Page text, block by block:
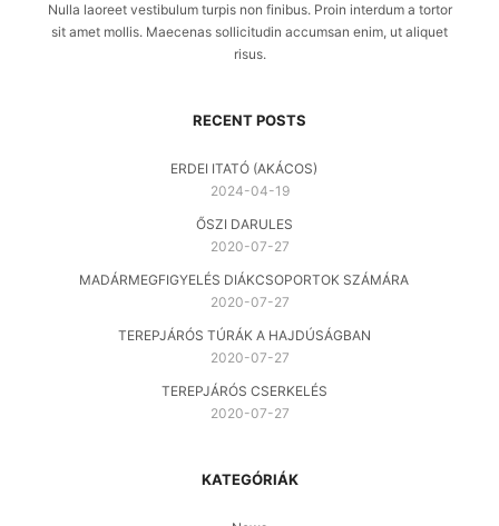
Nulla laoreet vestibulum turpis non finibus. Proin interdum a tortor
sit amet mollis. Maecenas sollicitudin accumsan enim, ut aliquet
risus.
RECENT POSTS
ERDEI ITATÓ (AKÁCOS)
2024-04-19
ŐSZI DARULES
2020-07-27
MADÁRMEGFIGYELÉS DIÁKCSOPORTOK SZÁMÁRA
2020-07-27
TEREPJÁRÓS TÚRÁK A HAJDÚSÁGBAN
2020-07-27
TEREPJÁRÓS CSERKELÉS
2020-07-27
KATEGÓRIÁK